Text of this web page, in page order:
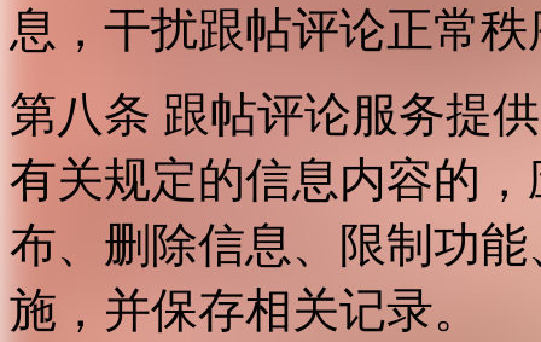
息，干扰跟帖评论正常
第八条 跟帖评论服务提
有关规定的信息内容的
布、删除信息、限制功
施，并保存相关记录。